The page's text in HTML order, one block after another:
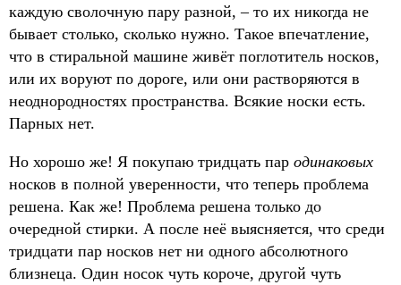
каждую сволочную пару разной, – то их никогда не
бывает столько, сколько нужно. Такое впечатление,
что в стиральной машине живёт поглотитель носков,
или их воруют по дороге, или они растворяются в
неоднородностях пространства. Всякие носки есть.
Парных нет.
Но хорошо же! Я покупаю тридцать пар одинаковых
носков в полной уверенности, что теперь проблема
решена. Как же! Проблема решена только до
очередной стирки. А после неё выясняется, что среди
тридцати пар носков нет ни одного абсолютного
близнеца. Один носок чуть короче, другой чуть